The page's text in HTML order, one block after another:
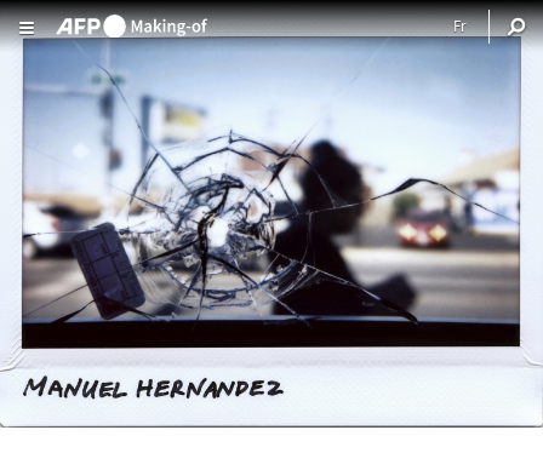
Aller au contenu principal